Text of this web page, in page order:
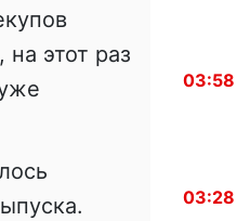
, на этот раз
03:58
03:28